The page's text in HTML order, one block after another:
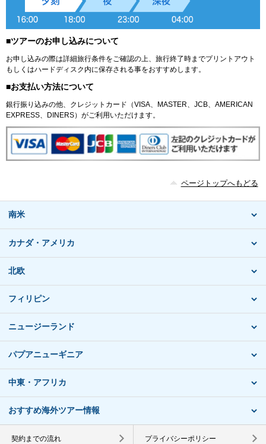
■ツアーのお申し込みについて
お申し込みの際は詳細旅行条件をご確認の上、旅行終了時までプリントアウト
もしくはハードディスク内に保存される事をおすすめします。
■お支払い方法について
銀行振り込みの他、クレジットカード（VISA、MASTER、JCB、AMERICAN
EXPRESS、DINERS）がご利用いただけます。
ページトップへもどる
南米
カナダ・アメリカ
北欧
フィリピン
ニュージーランド
パプアニューギニア
中東・アフリカ
おすすめ海外ツアー情報
契約までの流れ プライバシーポリシー